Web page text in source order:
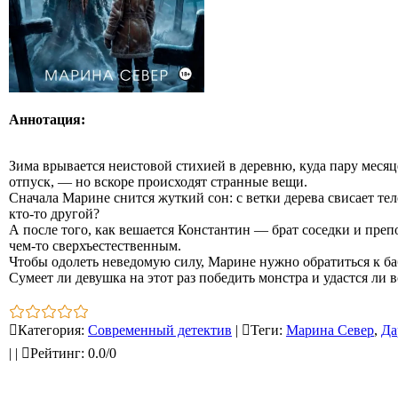
Аннотация:
Зима врывается неистовой стихией в деревню, куда пару
отпуск, — но вскоре происходят странные вещи.
Сначала Марине снится жуткий сон: с ветки дерева свисает
кто‑то другой?
А после того, как вешается Константин — брат соседки и
чем‑то сверхъестественным.
Чтобы одолеть неведомую силу, Марине нужно обратиться к
Сумеет ли девушка на этот раз победить монстра и удастся ли
Категория: Современный детектив | Теги: Марина Север,
| | Рейтинг: 0.0/0